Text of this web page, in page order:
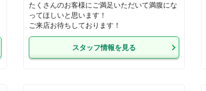
たくさんのお客様にご満足いただいて満腹にな
ってほしいと思います！
ご来店お待ちしております！
スタッフ情報を見る